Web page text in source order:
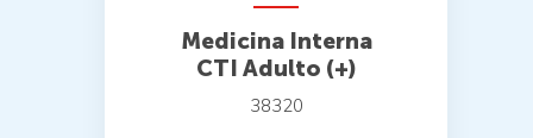
Medicina Interna
CTI Adulto (+)
38320